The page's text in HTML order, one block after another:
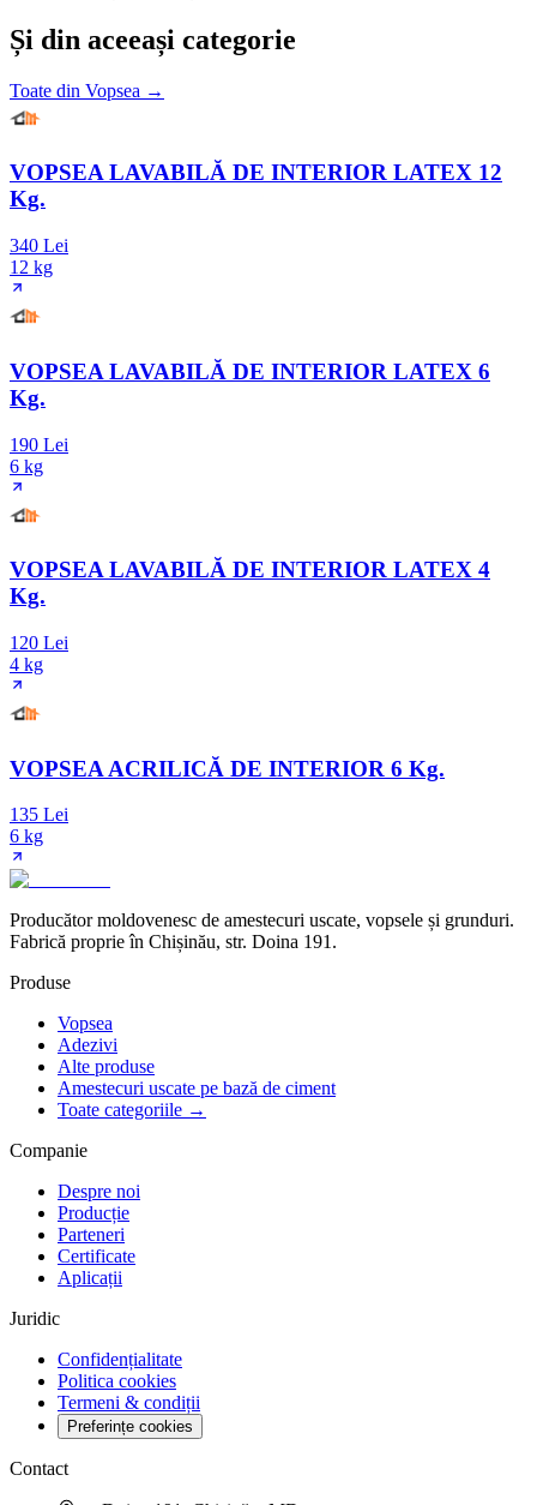
Și din aceeași categorie
Toate din Vopsea →
VOPSEA LAVABILĂ DE INTERIOR LATEX 12
Kg.
340 Lei
12 kg
VOPSEA LAVABILĂ DE INTERIOR LATEX 6
Kg.
190 Lei
6 kg
VOPSEA LAVABILĂ DE INTERIOR LATEX 4
Kg.
120 Lei
4 kg
VOPSEA ACRILICĂ DE INTERIOR 6 Kg.
135 Lei
6 kg
Producător moldovenesc de amestecuri uscate, vopsele și grunduri.
Fabrică proprie în Chișinău, str. Doina 191.
Produse
Vopsea
Adezivi
Alte produse
Amestecuri uscate pe bază de ciment
Toate categoriile →
Companie
Despre noi
Producție
Parteneri
Certificate
Aplicații
Juridic
Confidențialitate
Politica cookies
Termeni & condiții
Preferințe cookies
Contact